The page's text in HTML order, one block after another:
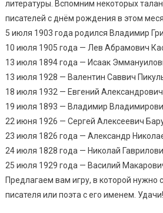
литературы. Вспомним некоторых
писателей с днём рождения в этом
5 июля 1903 года родился Владимир
10 июля 1905 года — Лев Абрамович
13 июля 1894 года — Исаак
13 июля 1928 — Валентин Саввич
18 июля 1932 — Евгений
19 июля 1893 — Владимир
22 июня 1926 — Сергей Алексеевич
23 июля 1826 года — Александр
24 июля 1828 года — Николай
25 июля 1929 года — Василий
Предлагаем вам игру, в которой нужно
писателя или поэта с его именем. Удачи!